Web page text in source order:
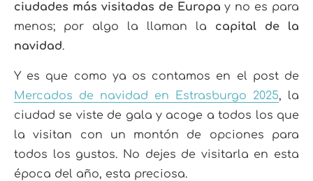
ciudades más visitadas de Europa y no es para
menos; por algo la llaman la capital de la
navidad.
Y es que como ya os contamos en el post de
Mercados de navidad en Estrasburgo 2025, la
ciudad se viste de gala y acoge a todos los que
la visitan con un montón de opciones para
todos los gustos. No dejes de visitarla en esta
época del año, esta preciosa.